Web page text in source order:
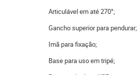
Articulável em até 270°;
Gancho superior para pendurar;
Imã para fixação;
Base para uso em tripé;